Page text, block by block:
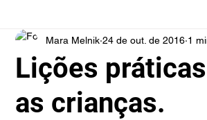
Lições
as crianças.
Mara Melnik 24 de out. de 2016 1